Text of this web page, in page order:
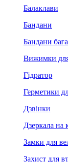
Балаклави
Бандани
Бандани
Вижимки
Гідратор
Герметики
Дзвінки
Дзеркала на
Замки для
Захист для